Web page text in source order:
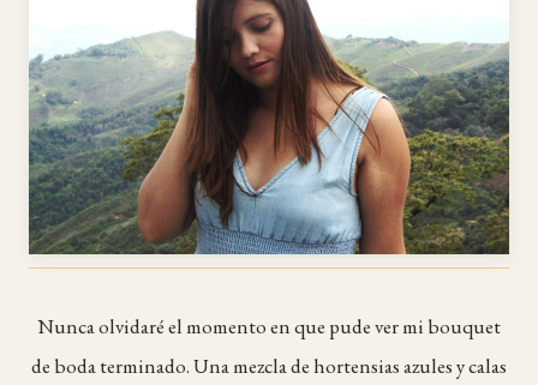
Nunca olvidaré el momento en que pude ver mi bouquet
de boda terminado. Una mezcla de hortensias azules y calas